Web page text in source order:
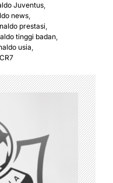
Juventus,
news,
prestasi,
tinggi badan,
usia,